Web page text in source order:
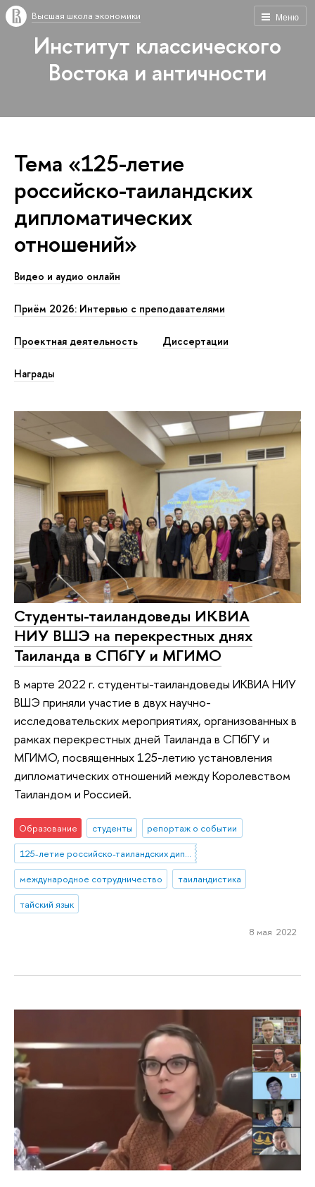
Меню
Высшая школа экономики
Институт классического
Востока и античности
Тема «125-летие
российско-таиландских
дипломатических
отношений»
Видео и аудио онлайн
Приём 2026: Интервью с преподавателями
Проектная деятельность Диссертации
Награды
Студенты-таиландоведы ИКВИА
НИУ ВШЭ на перекрестных днях
Таиланда в СПбГУ и МГИМО
В марте 2022 г. студенты-таиландоведы ИКВИА НИУ
ВШЭ приняли участие в двух научно-
исследовательских мероприятиях, организованных в
рамках перекрестных дней Таиланда в СПбГУ и
МГИМО, посвященных 125-летию установления
дипломатических отношений между Королевством
Таиландом и Россией.
Образование студенты
репортаж о событии
125-летие российско-таиландских дипломатических отношений
международное сотрудничество
таиландистика
тайский язык
8 мая 2022